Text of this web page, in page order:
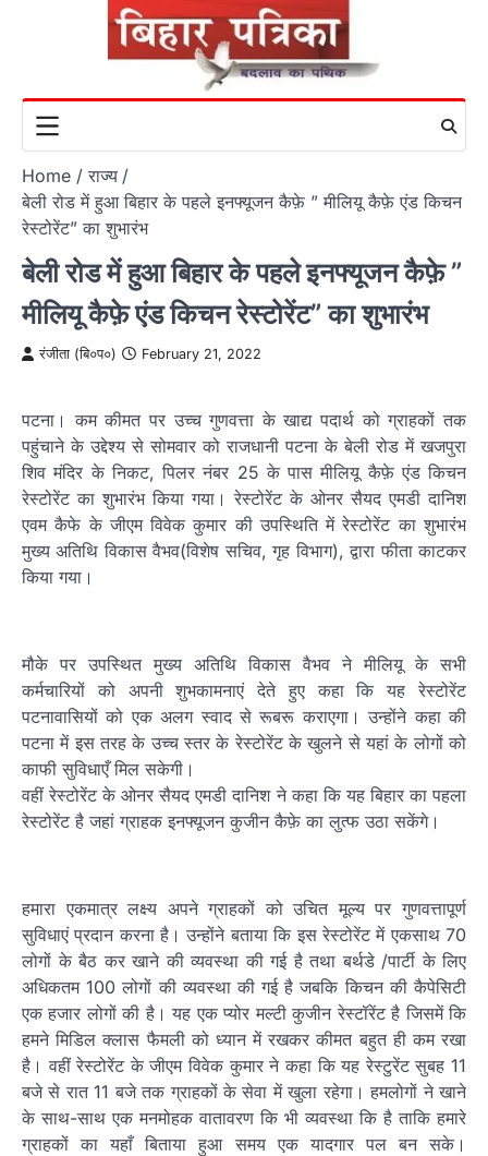
Home
राज्य
बेली रोड में हुआ बिहार के पहले इनफ्यूजन कैफ़े ” मीलियू कैफ़े एंड किचन
रेस्टोरेंट” का शुभारंभ
बेली रोड में हुआ बिहार के पहले इनफ्यूजन कैफ़े ”
मीलियू कैफ़े एंड किचन रेस्टोरेंट” का शुभारंभ
रंजीता (बि०प०) February 21, 2022
पटना। कम कीमत पर उच्च गुणवत्ता के खाद्य पदार्थ को ग्राहकों तक
पहुंचाने के उद्देश्य से सोमवार को राजधानी पटना के बेली रोड में खजपुरा
शिव मंदिर के निकट, पिलर नंबर 25 के पास मीलियू कैफ़े एंड किचन
रेस्टोरेंट का शुभारंभ किया गया। रेस्टोरेंट के ओनर सैयद एमडी दानिश
एवम कैफे के जीएम विवेक कुमार की उपस्थिति में रेस्टोरेंट का शुभारंभ
मुख्य अतिथि विकास वैभव(विशेष सचिव, गृह विभाग), द्वारा फीता काटकर
किया गया।
मौके पर उपस्थित मुख्य अतिथि विकास वैभव ने मीलियू के सभी
कर्मचारियों को अपनी शुभकामनाएं देते हुए कहा कि यह रेस्टोरेंट
पटनावासियों को एक अलग स्वाद से रूबरू कराएगा। उन्होंने कहा की
पटना में इस तरह के उच्च स्तर के रेस्टोरेंट के खुलने से यहां के लोगों को
काफी सुविधाएँ मिल सकेगी।
वहीं रेस्टोरेंट के ओनर सैयद एमडी दानिश ने कहा कि यह बिहार का पहला
रेस्टोरेंट है जहां ग्राहक इनफ्यूजन कुजीन कैफ़े का लुत्फ उठा सकेंगे।
हमारा एकमात्र लक्ष्य अपने ग्राहकों को उचित मूल्य पर गुणवत्तापूर्ण
सुविधाएं प्रदान करना है। उन्होंने बताया कि इस रेस्टोरेंट में एकसाथ 70
लोगों के बैठ कर खाने की व्यवस्था की गई है तथा बर्थडे /पार्टी के लिए
अधिकतम 100 लोगों की व्यवस्था की गई है जबकि किचन की कैपेसिटी
एक हजार लोगों की है। यह एक प्योर मल्टी कुजीन रेस्टॉरेंट है जिसमें कि
हमने मिडिल क्लास फैमली को ध्यान में रखकर कीमत बहुत ही कम रखा
है। वहीं रेस्टोरेंट के जीएम विवेक कुमार ने कहा कि यह रेस्टुरेंट सुबह 11
बजे से रात 11 बजे तक ग्राहकों के सेवा में खुला रहेगा। हमलोगों ने खाने
के साथ-साथ एक मनमोहक वातावरण कि भी व्यवस्था कि है ताकि हमारे
ग्राहकों का यहाँ बिताया हुआ समय एक यादगार पल बन सके।